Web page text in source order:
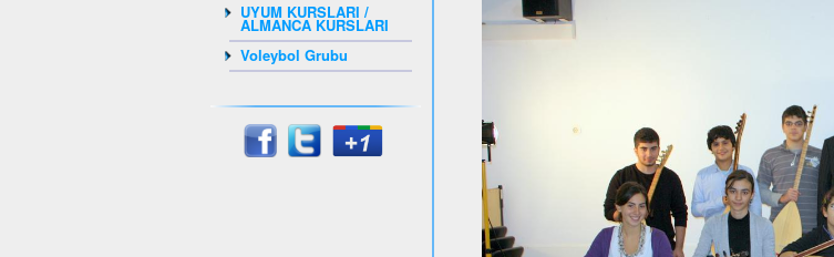
UYUM KURSLARI /
ALMANCA KURSLARI
Voleybol Grubu